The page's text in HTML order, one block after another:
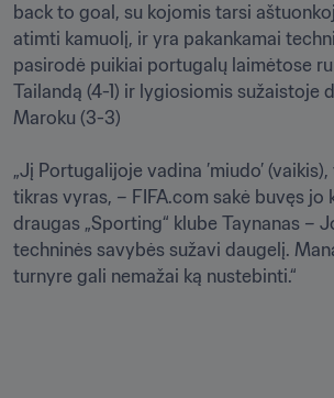
back to goal, su kojomis tarsi
atimti kamuolį, ir yra pakankamai
pasirodė puikiai portugalų laimėtose
Tailandą (4-1) ir lygiosiomis sužaistoje
Maroku (3-3)
„Jį Portugalijoje vadina ’miudo’
tikras vyras, – FIFA.com sakė buvęs jo
draugas „Sporting“ klube Taynanas –
techninės savybės sužavi daugelį.
turnyre gali nemažai ką nustebinti.“